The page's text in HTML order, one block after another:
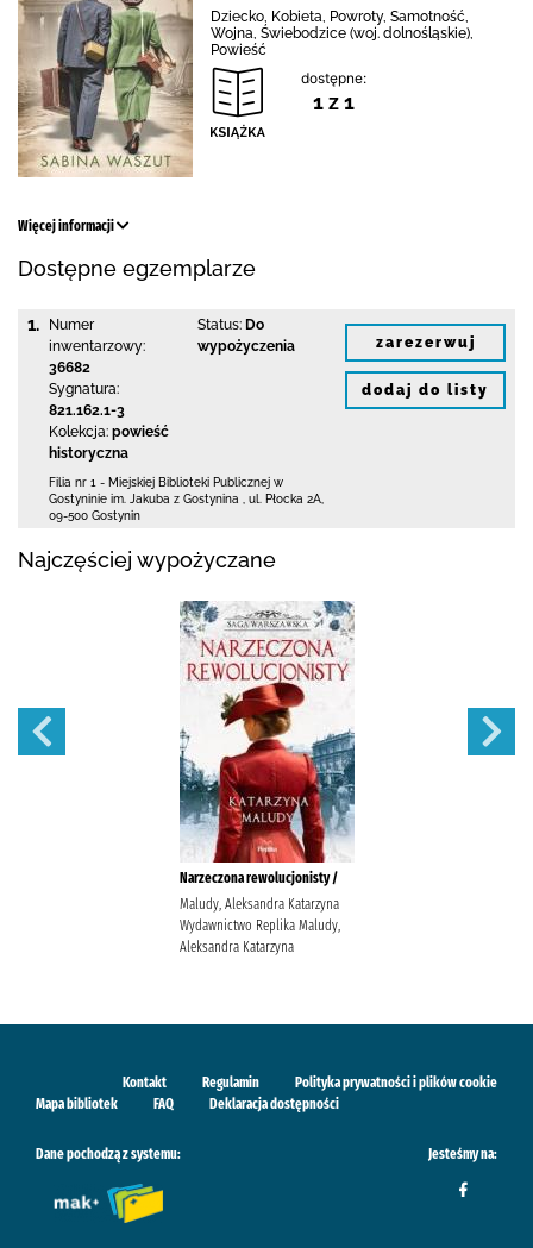
Dziecko, Kobieta, Powroty, Samotność,
Wojna, Świebodzice (woj. dolnośląskie),
Powieść
dostępne:
1 z 1
Więcej informacji
Dostępne egzemplarze
1.
Numer
inwentarzowy:
36682
Sygnatura:
821.162.1-3
Kolekcja: powieść
historyczna
Status: Do
wypożyczenia
Filia nr 1 - Miejskiej Biblioteki Publicznej w
Gostyninie im. Jakuba z Gostynina
ul. Płocka 2A
09-500 Gostynin
zarezerwuj
dodaj do listy
Najczęściej wypożyczane
Narzeczona rewolucjonisty /
Maludy, Aleksandra Katarzyna
Wydawnictwo Replika Maludy,
Aleksandra Katarzyna
Kontakt Regulamin
Polityka prywatności i plików cookie
Mapa bibliotek
FAQ Deklaracja dostępności
Dane pochodzą z systemu: Jesteśmy na: